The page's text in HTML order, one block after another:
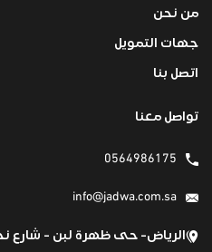
من نحن
جهات التمويل
اتصل بنا
تواصل معنا
0564986175
info@jadwa.com.sa
الرياض- حى ظهرة لبن - شارع